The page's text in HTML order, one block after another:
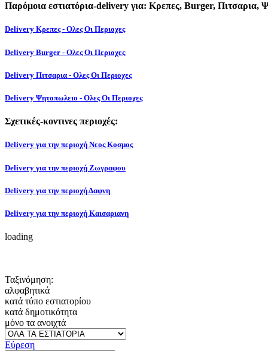
Παρόμοια εστιατόρια-delivery για: Κρεπες, Burger, Πιτσαρια,
Delivery Κρεπες - Ολες Οι Περιοχες
Delivery Burger - Ολες Οι Περιοχες
Delivery Πιτσαρια - Ολες Οι Περιοχες
Delivery Ψητοπωλειο - Ολες Οι Περιοχες
Σχετικές-κοντινες περιοχές:
Delivery για την περιοχή Νεος Κοσμος
Delivery για την περιοχή Ζωγραφου
Delivery για την περιοχή Δαφνη
Delivery για την περιοχή Καισαριανη
loading
Ταξινόμηση:
αλφαβητικά
κατά τύπο εστιατορίου
κατά δημοτικότητα
μόνο τα ανοιχτά
Εύρεση